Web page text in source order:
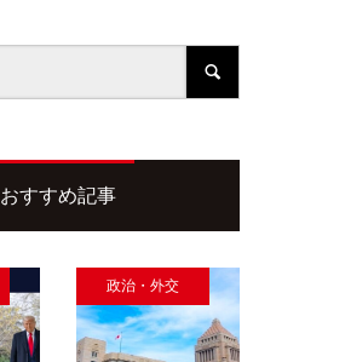
おすすめ記事
政治・外交